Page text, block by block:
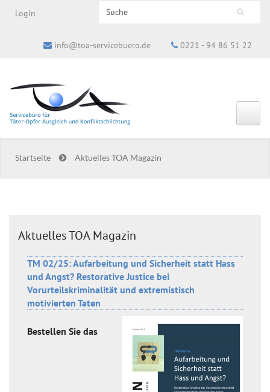
Login Suchformular
Search this site
info@toa-servicebuero.de 0221 - 94 86 51 22
Startseite Aktuelles TOA Magazin
Aktuelles TOA Magazin
TM 02/25: Aufarbeitung und Sicherheit statt Hass
und Angst? Restorative Justice bei
Vorurteilskriminalität und extremistisch
motivierten Taten
Bestellen Sie das